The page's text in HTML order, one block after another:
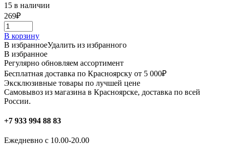
15 в наличии
269₽
В корзину
В избранноеУдалить из избранного
В избранное
Регулярно обновляем ассортимент
Бесплатная доставка по Красноярску от 5 000₽
Эксклюзивные товары по лучшей цене
Самовывоз из магазина в Красноярске, доставка по всей
России.
+7 933 994 88 83
Ежедневно с 10.00-20.00